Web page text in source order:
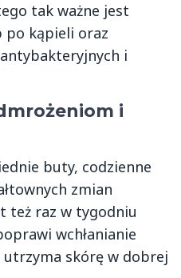
tak ważne jest
po kąpieli oraz
i
i
buty, codzienne
zmian
też raz w tygodniu
wchłanianie
utrzyma skórę w dobrej